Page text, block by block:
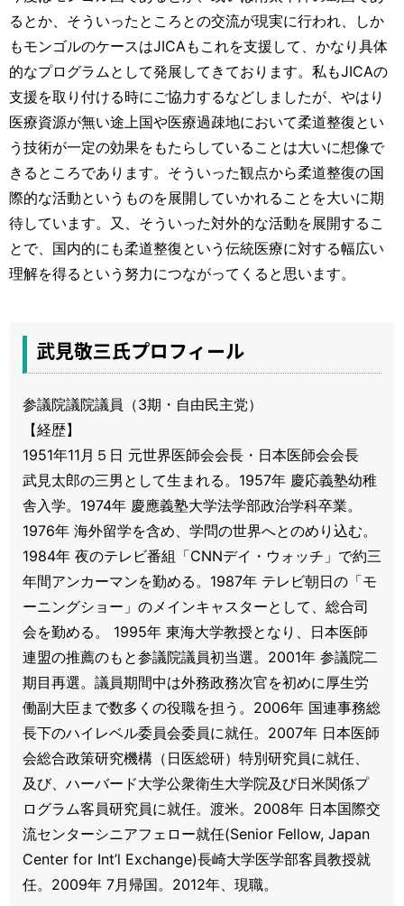
るとか、そういったところとの交流が現実に行われ、しか
もモンゴルのケースはJICAもこれを支援して、かなり具体
的なプログラムとして発展してきております。私もJICAの
支援を取り付ける時にご協力するなどしましたが、やはり
医療資源が無い途上国や医療過疎地において柔道整復とい
う技術が一定の効果をもたらしていることは大いに想像で
きるところであります。そういった観点から柔道整復の国
際的な活動というものを展開していかれることを大いに期
待しています。又、そういった対外的な活動を展開するこ
とで、国内的にも柔道整復という伝統医療に対する幅広い
理解を得るという努力につながってくると思います。
武見敬三氏プロフィール
参議院議院議員（3期・自由民主党）
【経歴】
1951年11月５日 元世界医師会会長・日本医師会会長
武見太郎の三男として生まれる。1957年 慶応義塾幼稚
舎入学。1974年 慶應義塾大学法学部政治学科卒業。
1976年 海外留学を含め、学問の世界へとのめり込む。
1984年 夜のテレビ番組「CNNデイ・ウォッチ」で約三
年間アンカーマンを勤める。1987年 テレビ朝日の「モ
ーニングショー」のメインキャスターとして、総合司
会を勤める。 1995年 東海大学教授となり、日本医師
連盟の推薦のもと参議院議員初当選。2001年 参議院二
期目再選。議員期間中は外務政務次官を初めに厚生労
働副大臣まで数多くの役職を担う。2006年 国連事務総
長下のハイレベル委員会委員に就任。2007年 日本医師
会総合政策研究機構（日医総研）特別研究員に就任、
及び、ハーバード大学公衆衛生大学院及び日米関係プ
ログラム客員研究員に就任。渡米。2008年 日本国際交
流センターシニアフェロー就任(Senior Fellow, Japan
Center for Int’l Exchange)長崎大学医学部客員教授就
任。2009年 7月帰国。2012年、現職。